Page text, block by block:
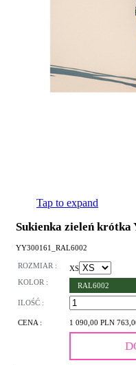
Tap to expand
Sukienka zieleń krótka
YY300161_RAL6002
ROZMIAR : XS
KOLOR :
RAL6002
ILOŚĆ :
CENA : 1 090,00 PLN